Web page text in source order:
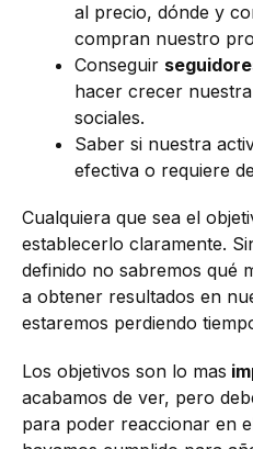
al precio, dónde y
compran nuestro
Conseguir
hacer crecer
sociales.
Saber si nuestra
efectiva o requiere
Cualquiera que sea el
establecerlo claramente.
definido no sabremos qué
a obtener resultados en
estaremos perdiendo
Los objetivos son lo mas
acabamos de ver, pero
para poder reaccionar en